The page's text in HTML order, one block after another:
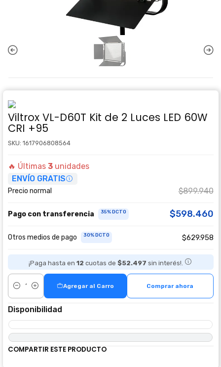
Viltrox VL-D60T Kit de 2 Luces LED 60W
CRI +95
SKU: 1617906808564
🔥 Últimas 3unidades
ENVÍO GRATIS
Precio normal $899.940
Pago con transferencia 35% DCTO $598.460
Otros medios de pago 30% DCTO $629.958
¡Paga hasta en 12 cuotas de $52.497 sin interés!.
Cantidad
Agregar al Carro Comprar ahora
Disponibilidad
COMPARTIR ESTE PRODUCTO